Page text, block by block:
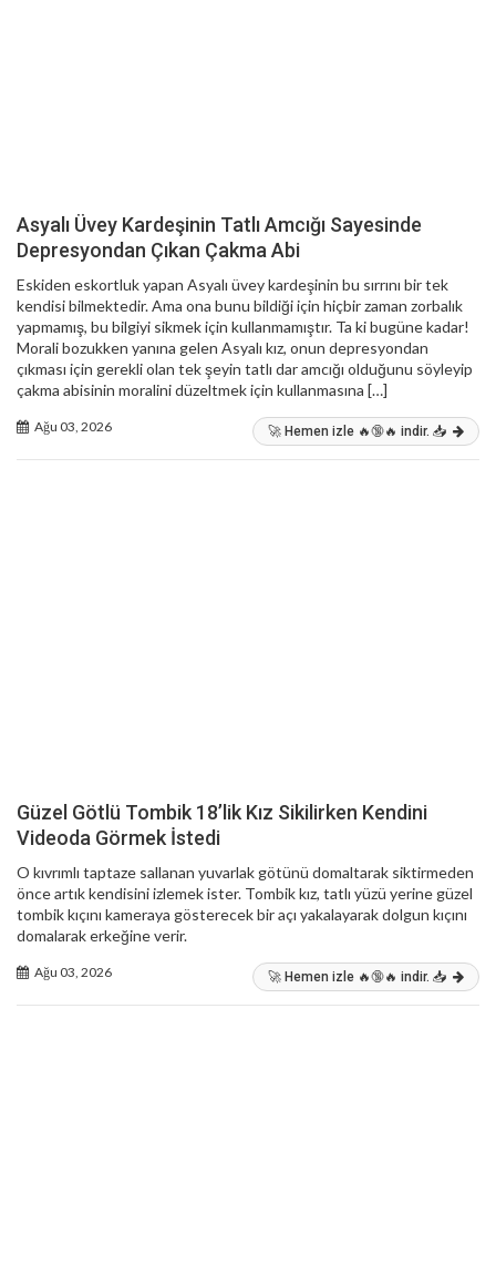
Asyalı Üvey Kardeşinin Tatlı Amcığı Sayesinde
Depresyondan Çıkan Çakma Abi
Eskiden eskortluk yapan Asyalı üvey kardeşinin bu sırrını bir tek
kendisi bilmektedir. Ama ona bunu bildiği için hiçbir zaman zorbalık
yapmamış, bu bilgiyi sikmek için kullanmamıştır. Ta ki bugüne kadar!
Morali bozukken yanına gelen Asyalı kız, onun depresyondan
çıkması için gerekli olan tek şeyin tatlı dar amcığı olduğunu söyleyip
çakma abisinin moralini düzeltmek için kullanmasına […]
Ağu 03, 2026 🚀 Hemen izle 🔥🔞🔥 indir. 📥
Güzel Götlü Tombik 18’lik Kız Sikilirken Kendini
Videoda Görmek İstedi
O kıvrımlı taptaze sallanan yuvarlak götünü domaltarak siktirmeden
önce artık kendisini izlemek ister. Tombik kız, tatlı yüzü yerine güzel
tombik kıçını kameraya gösterecek bir açı yakalayarak dolgun kıçını
domalarak erkeğine verir.
Ağu 03, 2026 🚀 Hemen izle 🔥🔞🔥 indir. 📥